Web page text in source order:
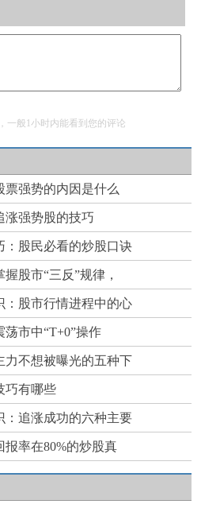
一般1小时内能看到您的评论
票强势的内因是什么
涨强势股的技巧
：股民必看的炒股口诀
股市“三反”规律，
：股市行情进程中的心
荡市中“T+0”操作
力不想被曝光的五种下
巧有哪些
：追涨成功的六种主要
报率在80%的炒股真